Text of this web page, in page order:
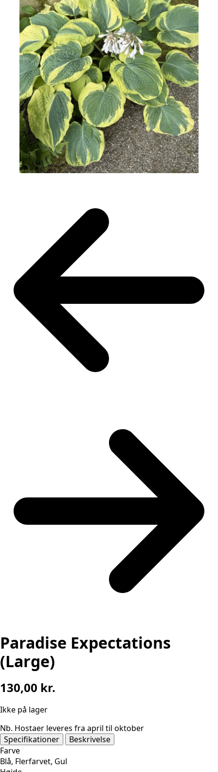
Paradise Expectations
(Large)
130,00 kr.
Ikke på lager
Nb. Hostaer leveres fra april til oktober
Specifikationer
Beskrivelse
Farve
Blå, Flerfarvet, Gul